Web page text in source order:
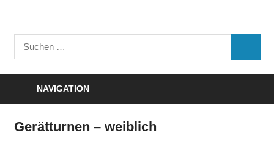
Turnverein
"Frisch
Suchen
nach:
NAVIGATION
Gerätturnen – weiblich